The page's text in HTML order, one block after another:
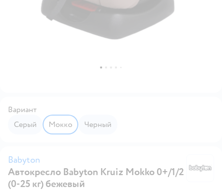
Вариант
Серый
Мокко Черный
Babyton
Автокресло Babyton Kruiz Mokko 0+/1/2
(0-25 кг) бежевый